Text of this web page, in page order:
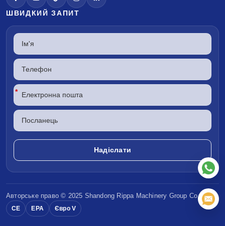
ШВИДКИЙ ЗАПИТ
*
Авторське право © 2025 Shandong Rippa Machinery Group Co, Ltd
CE EPA Євро V